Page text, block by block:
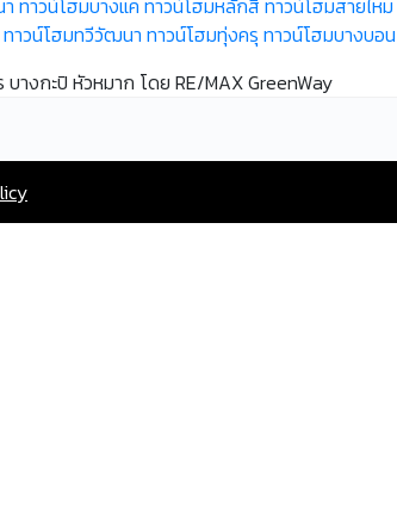
ทาวน์โฮมทวีวัฒนา ทาวน์โฮมทุ่งครุ ทาวน์โฮมบางบอน
างกะปิ หัวหมาก โดย RE/MAX GreenWay